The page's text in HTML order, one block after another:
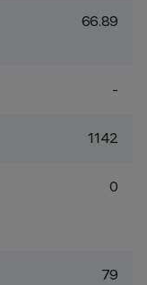
66.89
-
1142
0
79